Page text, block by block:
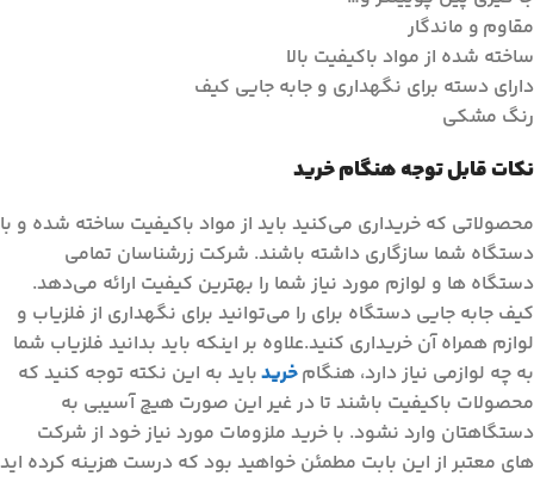
مقاوم و ماندگار
ساخته شده از مواد باکیفیت بالا
دارای دسته برای نگهداری و جابه جایی کیف
رنگ مشکی
نکات قابل توجه هنگام خرید
محصولاتی که خریداری می‌کنید باید از مواد باکیفیت ساخته شده و با
دستگاه شما سازگاری داشته باشند. شرکت زرشناسان تمامی
دستگاه ها و لوازم مورد نیاز شما را بهترین کیفیت ارائه می‌دهد.
کیف جابه جایی دستگاه برای را می‌توانید برای نگهداری از فلزیاب و
لوازم همراه آن خریداری کنید.علاوه بر اینکه باید بدانید فلزیاب شما
به چه لوازمی نیاز دارد، هنگامخریدباید به این نکته توجه کنید که
محصولات باکیفیت باشند تا در غیر این صورت هیچ آسیبی به
دستگاهتان وارد نشود. با خرید ملزومات مورد نیاز خود از شرکت
های معتبر از این بابت مطمئن خواهید بود که درست هزینه کرده اید